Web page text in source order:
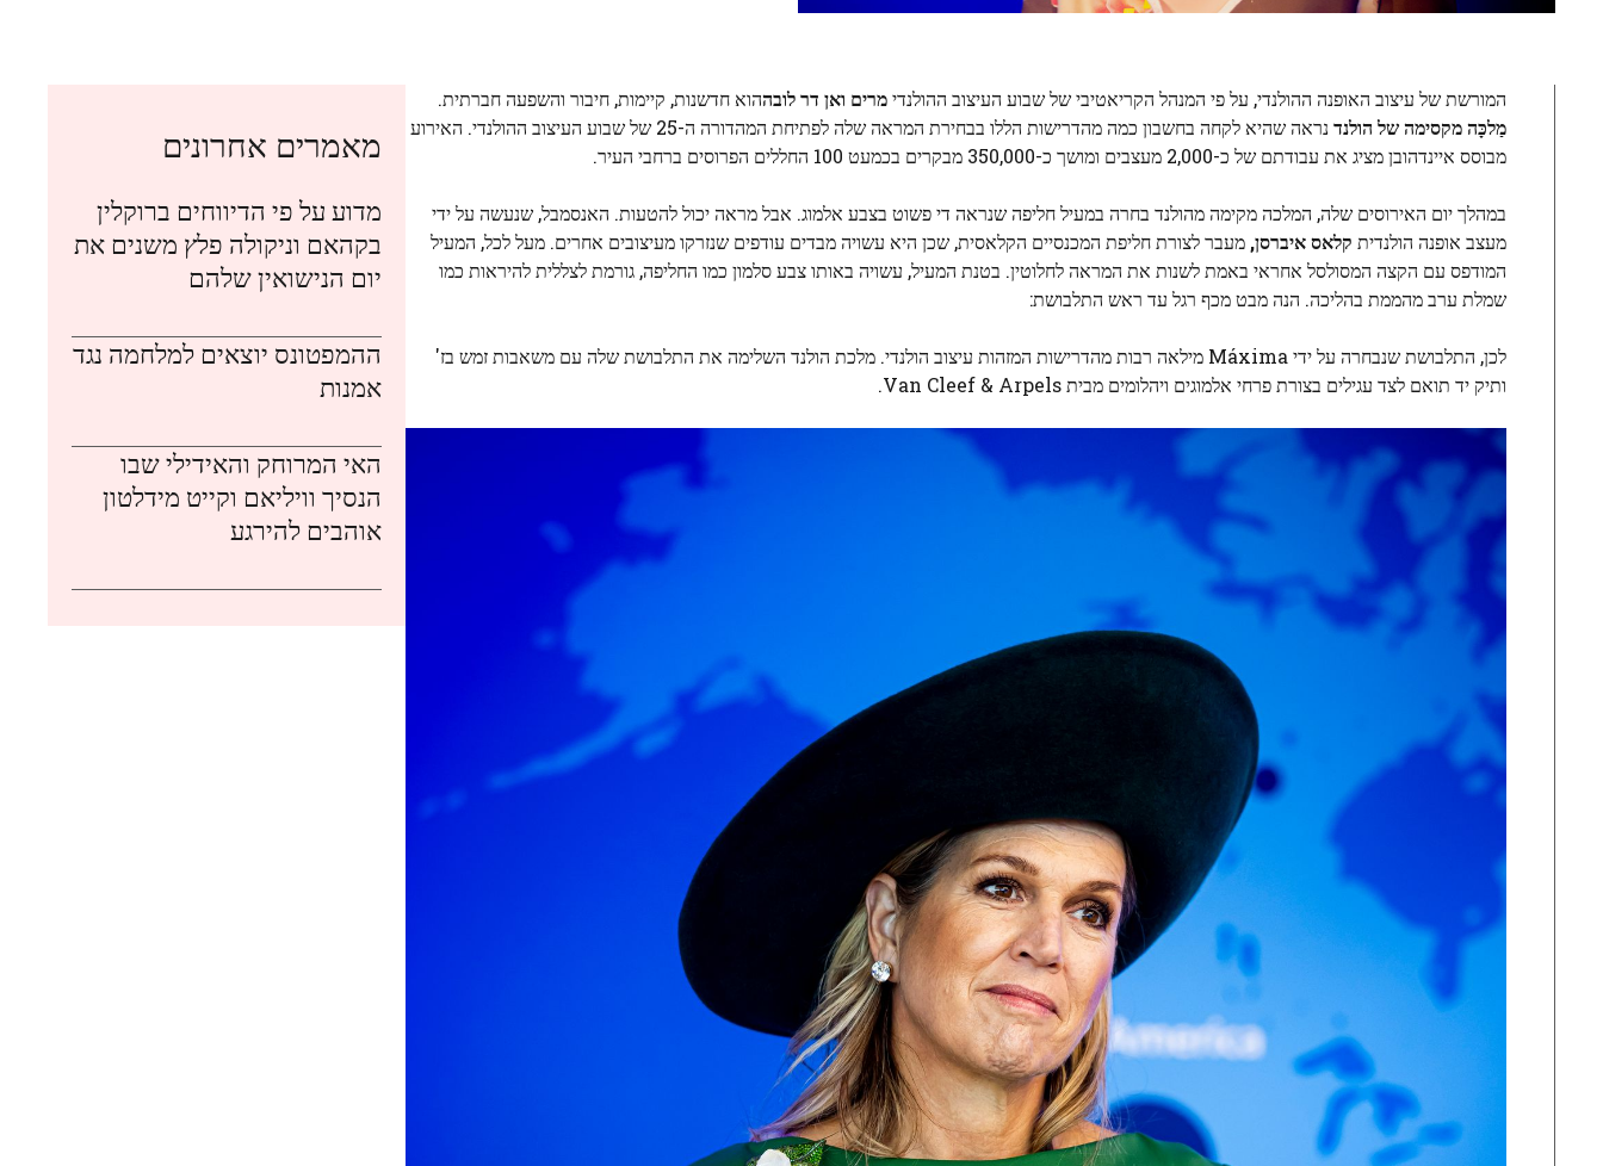
המורשת של עיצוב האופנה ההולנדי, על פי המנהל הקריאטיבי של שבוע העיצוב ההולנדימרים ואן דר לובההוא חדשנות, קיימות, חיבור והשפעה חברתית.
מַלכָּהמקסימה של הולנד
נראה שהיא לקחה בחשבון כמה מהדרישות הללו בבחירת המראה שלה לפתיחת המהדורה ה-25 של שבוע העיצוב ההולנדי. האירוע
מבוסס איינדהובן מציג את עבודתם של כ-2,000 מעצבים ומושך כ-350,000 מבקרים בכמעט 100 החללים הפרוסים ברחבי העיר.
במהלך יום האירוסים שלה, המלכה מקימה מהולנד בחרה במעיל חליפה שנראה די פשוט בצבע אלמוג. אבל מראה יכול להטעות. האנסמבל, שנעשה על ידי
מעצב אופנה הולנדית קלאס איברסן, מעבר לצורת חליפת המכנסיים הקלאסית, שכן היא עשויה מבדים עודפים שנזרקו מעיצובים אחרים. מעל לכל, המעיל
המודפס עם הקצה המסולסל אחראי באמת לשנות את המראה לחלוטין. בטנת המעיל, עשויה באותו צבע סלמון כמו החליפה, גורמת לצללית להיראות כמו
שמלת ערב מהממת בהליכה. הנה מבט מכף רגל עד ראש התלבושת:
לכן, התלבושת שנבחרה על ידי Máxima מילאה רבות מהדרישות המזהות עיצוב הולנדי. מלכת הולנד השלימה את התלבושת שלה עם משאבות זמש בז'
ותיק יד תואם לצד עגילים בצורת פרחי אלמוגים ויהלומים מבית Van Cleef & Arpels.
מאמרים אחרונים
מדוע על פי הדיווחים ברוקלין
בקהאם וניקולה פלץ משנים את
יום הנישואין שלהם
ההמפטונס יוצאים למלחמה נגד
אמנות
האי המרוחק והאידילי שבו
הנסיך וויליאם וקייט מידלטון
אוהבים להירגע